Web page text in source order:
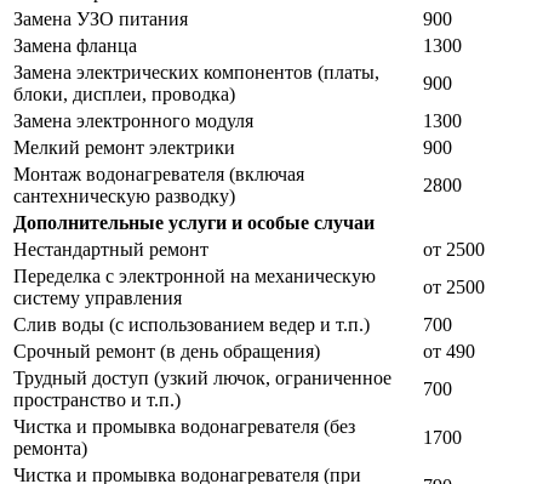
Замена УЗО питания
900
Замена фланца
1300
Замена электрических компонентов (платы,
блоки, дисплеи, проводка)
900
Замена электронного модуля
1300
Мелкий ремонт электрики
900
Монтаж водонагревателя (включая
сантехническую разводку)
2800
Дополнительные услуги и особые случаи
Нестандартный ремонт
от 2500
Переделка с электронной на механическую
систему управления
от 2500
Слив воды (с использованием ведер и т.п.)
700
Срочный ремонт (в день обращения)
от 490
Трудный доступ (узкий лючок, ограниченное
пространство и т.п.)
700
Чистка и промывка водонагревателя (без
ремонта)
1700
Чистка и промывка водонагревателя (при